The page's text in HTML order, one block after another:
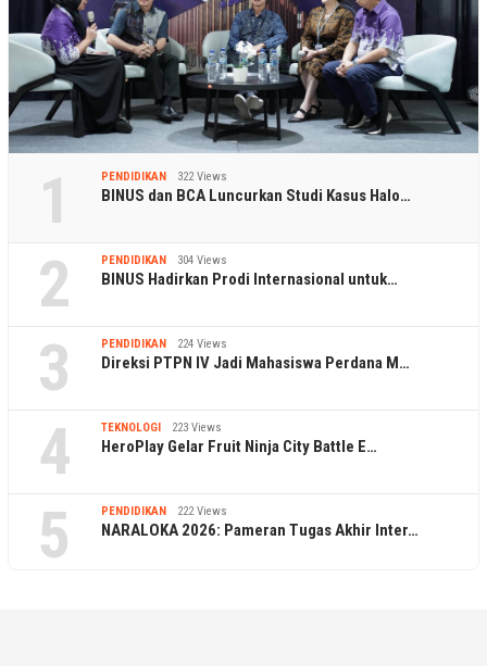
1 PENDIDIKAN 322 Views
BINUS dan BCA Luncurkan Studi Kasus Halo…
2 PENDIDIKAN 304 Views
BINUS Hadirkan Prodi Internasional untuk…
3 PENDIDIKAN 224 Views
Direksi PTPN IV Jadi Mahasiswa Perdana M…
4 TEKNOLOGI 223 Views
HeroPlay Gelar Fruit Ninja City Battle E…
5 PENDIDIKAN 222 Views
NARALOKA 2026: Pameran Tugas Akhir Inter…